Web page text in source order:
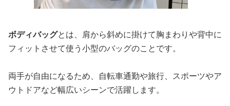
ボディバッグとは、肩から斜めに掛けて胸まわりや背中に
フィットさせて使う小型のバッグのことです。
両手が自由になるため、自転車通勤や旅行、スポーツやア
ウトドアなど幅広いシーンで活躍します。